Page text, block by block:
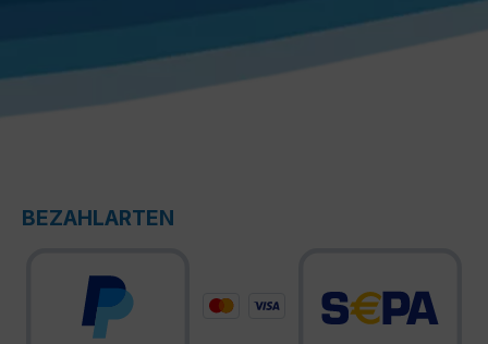
BEZAHLARTEN